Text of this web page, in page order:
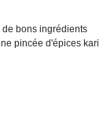
bons ingrédients
pincée d'épices kari